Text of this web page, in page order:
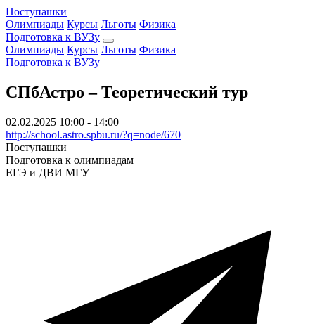
Поступашки
Олимпиады Курсы Льготы Физика
Подготовка к ВУЗу
Олимпиады Курсы Льготы Физика
Подготовка к ВУЗу
СПбАстро – Теоретический тур
02.02.2025 10:00 - 14:00
http://school.astro.spbu.ru/?q=node/670
Поступашки
Подготовка к олимпиадам
ЕГЭ и ДВИ МГУ